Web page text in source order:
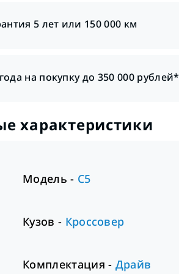
5 лет или 150 000 км
на покупку до 350 000 рублей*
характеристики
Модель - C5
Кузов - Кроссовер
Комплектация - Драйв